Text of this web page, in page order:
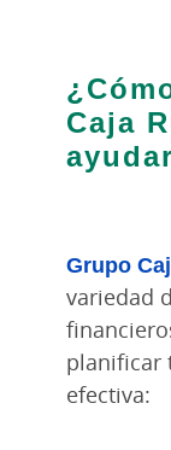
Caja
Grupo
variedad
planificar
efectiva: